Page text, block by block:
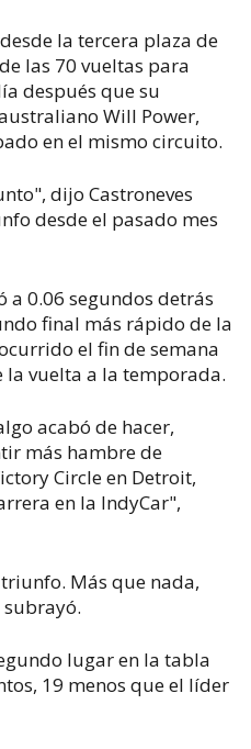
la tercera plaza de
las 70 vueltas para
después que su
Will Power,
en el mismo circuito.
dijo Castroneves
desde el pasado mes
a 0.06 segundos detrás
final más rápido de la
el fin de semana
vuelta a la temporada.
acabó de hacer,
más hambre de
Circle en Detroit,
en la IndyCar",
Más que nada,
lugar en la tabla
19 menos que el líder